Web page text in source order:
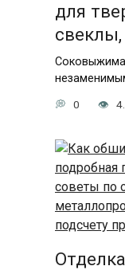
для
0